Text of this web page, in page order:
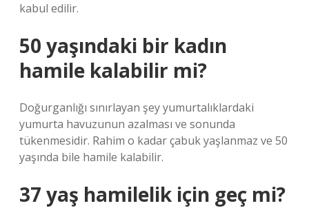
kabul edilir.
50 yaşındaki bir kadın
hamile kalabilir mi?
Doğurganlığı sınırlayan şey yumurtalıklardaki
yumurta havuzunun azalması ve sonunda
tükenmesidir. Rahim o kadar çabuk yaşlanmaz ve 50
yaşında bile hamile kalabilir.
37 yaş hamilelik için geç mi?